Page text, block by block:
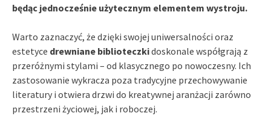
będąc jednocześnie użytecznym elementem wystroju.
Warto zaznaczyć, że dzięki swojej uniwersalności oraz
estetyce drewniane biblioteczkidoskonale współgrają z
przeróżnymi stylami – od klasycznego po nowoczesny. Ich
zastosowanie wykracza poza tradycyjne przechowywanie
literatury i otwiera drzwi do kreatywnej aranżacji zarówno
przestrzeni życiowej, jak i roboczej.